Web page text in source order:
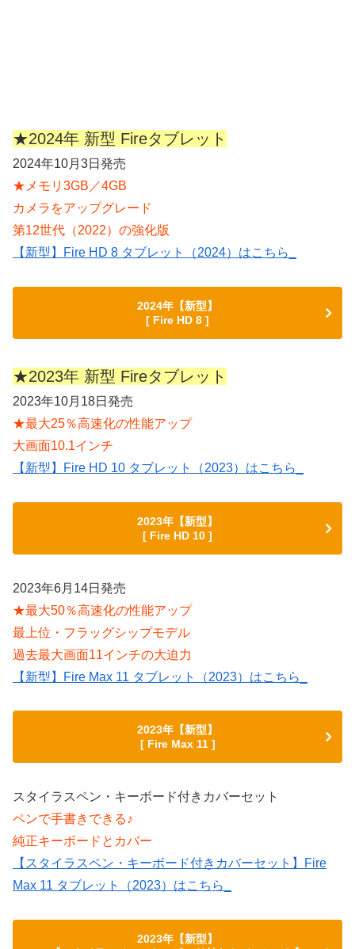
★2024年 新型 Fireタブレット
2024年10月3日発売
★メモリ3GB／4GB
カメラをアップグレード
第12世代（2022）の強化版
【新型】Fire HD 8 タブレット（2024）はこちら_
2024年【新型】
[ Fire HD 8 ]
★2023年 新型 Fireタブレット
2023年10月18日発売
★最大25％高速化の性能アップ
大画面10.1インチ
【新型】Fire HD 10 タブレット（2023）はこちら_
2023年【新型】
[ Fire HD 10 ]
2023年6月14日発売
★最大50％高速化の性能アップ
最上位・フラッグシップモデル
過去最大画面11インチの大迫力
【新型】Fire Max 11 タブレット（2023）はこちら_
2023年【新型】
[ Fire Max 11 ]
スタイラスペン・キーボード付きカバーセット
ペンで手書きできる♪
純正キーボードとカバー
【スタイラスペン・キーボード付きカバーセット】Fire
Max 11 タブレット（2023）はこちら_
2023年【新型】